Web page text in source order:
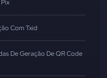
Com Txid
De Geração De QR Code